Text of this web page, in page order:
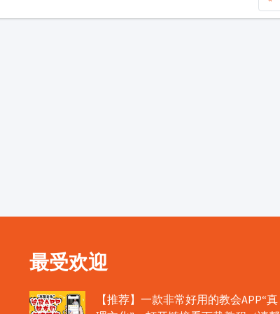
最受欢迎
【推荐】一款非常好用的教会APP“真